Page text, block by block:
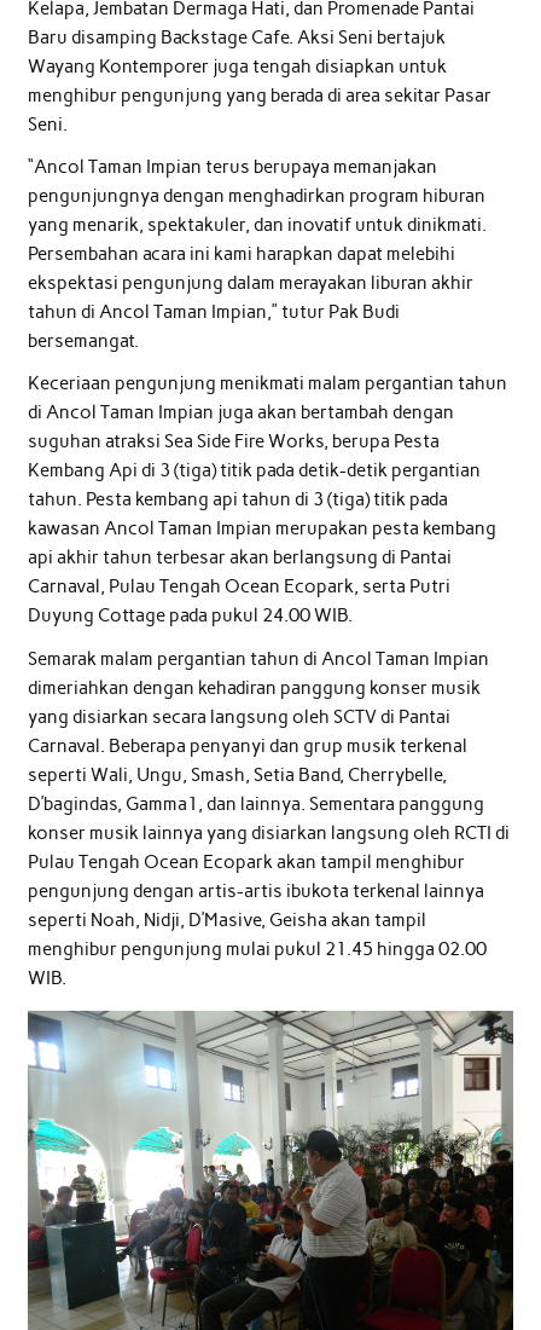
Kelapa, Jembatan Dermaga Hati, dan Promenade Pantai
Baru disamping Backstage Cafe. Aksi Seni bertajuk
Wayang Kontemporer juga tengah disiapkan untuk
menghibur pengunjung yang berada di area sekitar Pasar
Seni.
“Ancol Taman Impian terus berupaya memanjakan
pengunjungnya dengan menghadirkan program hiburan
yang menarik, spektakuler, dan inovatif untuk dinikmati.
Persembahan acara ini kami harapkan dapat melebihi
ekspektasi pengunjung dalam merayakan liburan akhir
tahun di Ancol Taman Impian,” tutur Pak Budi
bersemangat.
Keceriaan pengunjung menikmati malam pergantian tahun
di Ancol Taman Impian juga akan bertambah dengan
suguhan atraksi Sea Side Fire Works, berupa Pesta
Kembang Api di 3 (tiga) titik pada detik-detik pergantian
tahun. Pesta kembang api tahun di 3 (tiga) titik pada
kawasan Ancol Taman Impian merupakan pesta kembang
api akhir tahun terbesar akan berlangsung di Pantai
Carnaval, Pulau Tengah Ocean Ecopark, serta Putri
Duyung Cottage pada pukul 24.00 WIB.
Semarak malam pergantian tahun di Ancol Taman Impian
dimeriahkan dengan kehadiran panggung konser musik
yang disiarkan secara langsung oleh SCTV di Pantai
Carnaval. Beberapa penyanyi dan grup musik terkenal
seperti Wali, Ungu, Smash, Setia Band, Cherrybelle,
D’bagindas, Gamma1, dan lainnya. Sementara panggung
konser musik lainnya yang disiarkan langsung oleh RCTI di
Pulau Tengah Ocean Ecopark akan tampil menghibur
pengunjung dengan artis-artis ibukota terkenal lainnya
seperti Noah, Nidji, D’Masive, Geisha akan tampil
menghibur pengunjung mulai pukul 21.45 hingga 02.00
WIB.